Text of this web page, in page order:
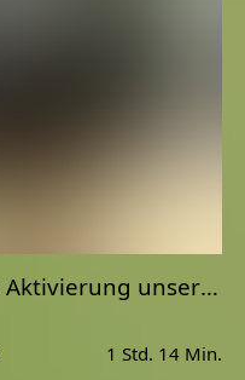
Drehhaltungen für die Aktivierung unserer Organe | Yoga Detox am Abend
1 Std. 14 Min.